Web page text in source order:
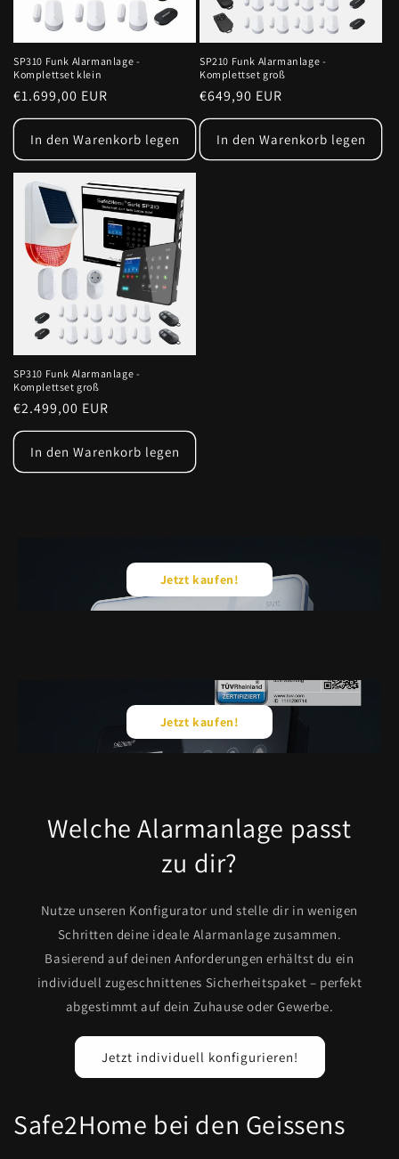
SP310 Funk Alarmanlage -
Komplettset klein
Normaler
Preis
€1.699,00 EUR
In den Warenkorb legen
SP210 Funk Alarmanlage -
Komplettset groß
Normaler
Preis
€649,90 EUR
In den Warenkorb legen
SP310 Funk Alarmanlage -
Komplettset groß
Normaler
Preis
€2.499,00 EUR
In den Warenkorb legen
Jetzt kaufen!
Jetzt kaufen!
Welche Alarmanlage passt
zu dir?
Nutze unseren Konfigurator und stelle dir in wenigen
Schritten deine ideale Alarmanlage zusammen.
Basierend auf deinen Anforderungen erhältst du ein
individuell zugeschnittenes Sicherheitspaket – perfekt
abgestimmt auf dein Zuhause oder Gewerbe.
Jetzt individuell konfigurieren!
Safe2Home bei den Geissens